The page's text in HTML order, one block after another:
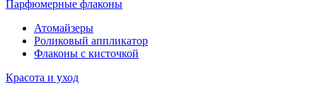
Парфюмерные флаконы
Атомайзеры
Роликовый аппликатор
Флаконы с кисточкой
Красота и уход